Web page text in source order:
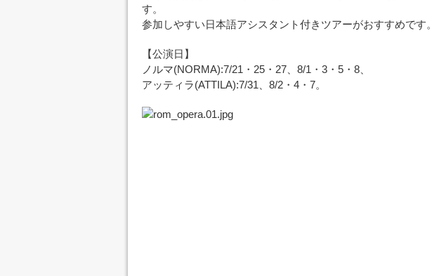
す。
参加しやすい日本語アシスタント付きツアーがおすすめです。
【公演日】
ノルマ(NORMA):7/21・25・27、8/1・3・5・8、
アッティラ(ATTILA):7/31、8/2・4・7。